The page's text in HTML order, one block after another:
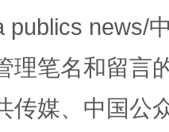
境
publics news/
理笔名和留言
传媒、中国公